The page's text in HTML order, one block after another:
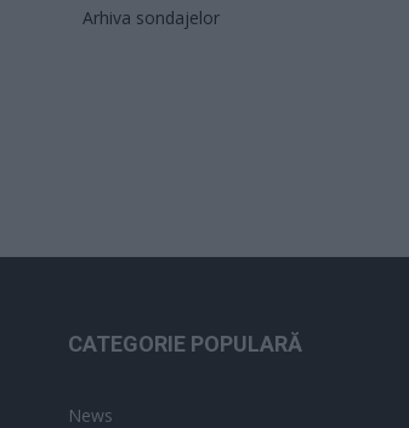
Arhiva sondajelor
CATEGORIE POPULARĂ
News